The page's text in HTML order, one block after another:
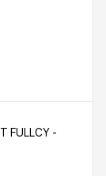
FULLCY -